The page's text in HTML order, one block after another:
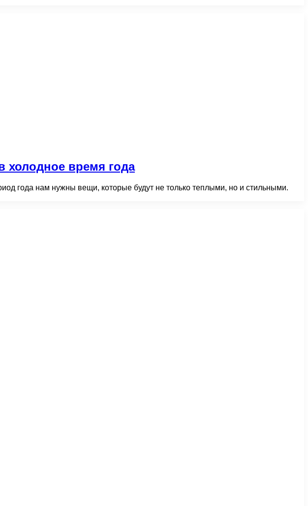
холодное время года
года нам нужны вещи, которые будут не только теплыми, но и стильными.